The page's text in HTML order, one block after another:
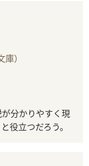
）
分かりやすく現
役立つだろう。